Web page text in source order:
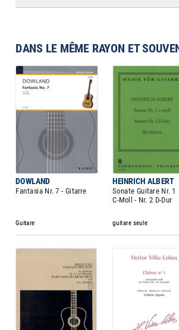
DANS LE MÊME RAYON ET
DOWLAND HEINRICH ALBERT
Fantasia Nr. 7 - Gitarre
Sonate Guitare Nr. 1
C-Moll - Nr. 2 D-Dur
Guitare guitare seule